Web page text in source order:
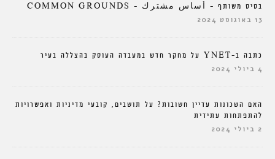
בסיס משותף – أساس مشترك – COMMON GROUNDS
13 באוגוסט 2024
כתבה ב-YNET על מחקר חדש במעבדה העוסק בהצללה בעיר
4 ביולי 2024
האם השכונות עדיין חשובות? על תושבים, קובעי מדיניות ואפשרויות
להתפתחות עתידית
2 ביולי 2024